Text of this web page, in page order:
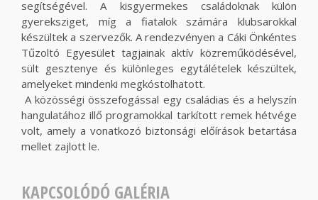
segítségével. A kisgyermekes családoknak külön
gyereksziget, míg a fiatalok számára klubsarokkal
készültek a szervezők. A rendezvényen a Cáki Önkéntes
Tűzoltó Egyesület tagjainak aktív közreműködésével,
sült gesztenye és különleges egytálételek készültek,
amelyeket mindenki megkóstolhatott.
A közösségi összefogással egy családias és a helyszín
hangulatához illő programokkal tarkított remek hétvége
volt, amely a vonatkozó biztonsági előírások betartása
mellet zajlott le.
KAPCSOLÓDÓ GALÉRIA